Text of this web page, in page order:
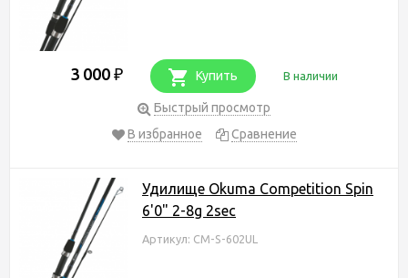
3 000 ₽ Купить В наличии
Быстрый просмотр
В избранное
Сравнение
Удилище Okuma Competition Spin
6'0" 2-8g 2sec
Артикул: CM-S-602UL